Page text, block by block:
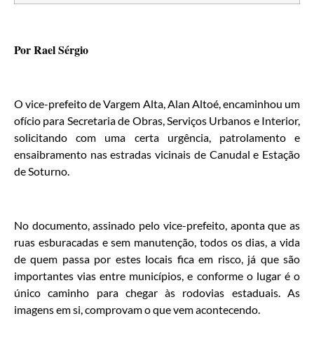
Por Rael Sérgio
O vice-prefeito de Vargem Alta, Alan Altoé, encaminhou um
ofício para Secretaria de Obras, Serviços Urbanos e Interior,
solicitando com uma certa urgência, patrolamento e
ensaibramento nas estradas vicinais de Canudal e Estação
de Soturno.
No documento, assinado pelo vice-prefeito, aponta que as
ruas esburacadas e sem manutenção, todos os dias, a vida
de quem passa por estes locais fica em risco, já que são
importantes vias entre municípios, e conforme o lugar é o
único caminho para chegar às rodovias estaduais. As
imagens em si, comprovam o que vem acontecendo.